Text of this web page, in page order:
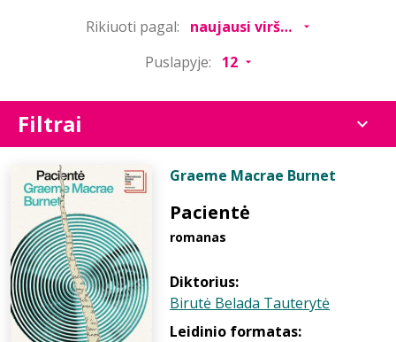
Rikiuoti pagal:
Puslapyje:
Filtrai
Graeme Macrae Burnet
Pacientė
romanas
Diktorius:
Birutė Belada Tauterytė
Leidinio formatas: